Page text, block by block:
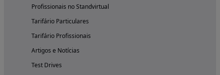
Profissionais no Standvirtual
Tarifário Particulares
Tarifário Profissionais
Artigos e Notícias
Test Drives